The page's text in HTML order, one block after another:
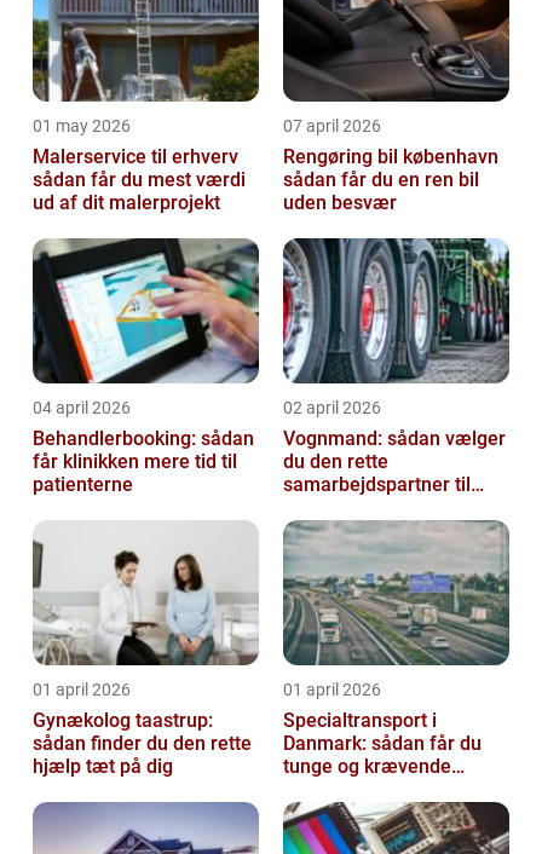
01 may 2026
Malerservice til erhverv
sådan får du mest værdi
ud af dit malerprojekt
07 april 2026
Rengøring bil københavn
sådan får du en ren bil
uden besvær
04 april 2026
Behandlerbooking: sådan
får klinikken mere tid til
patienterne
02 april 2026
Vognmand: sådan vælger
du den rette
samarbejdspartner til
01 april 2026
Gynækolog taastrup:
sådan finder du den rette
hjælp tæt på dig
01 april 2026
Specialtransport i
Danmark: sådan får du
tunge og krævende